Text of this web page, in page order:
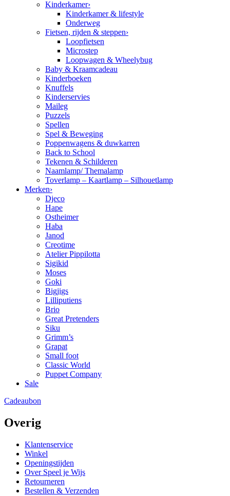
Kinderkamer›
Kinderkamer & lifestyle
Onderweg
Fietsen, rijden & steppen›
Loopfietsen
Microstep
Loopwagen & Wheelybug
Baby & Kraamcadeau
Kinderboeken
Knuffels
Kinderservies
Maileg
Puzzels
Spellen
Spel & Beweging
Poppenwagens & duwkarren
Back to School
Tekenen & Schilderen
Naamlamp/ Themalamp
Toverlamp – Kaartlamp – Silhouetlamp
Merken›
Djeco
Hape
Ostheimer
Haba
Janod
Creotime
Atelier Pippilotta
Sigikid
Moses
Goki
Bigjigs
Lilliputiens
Brio
Great Pretenders
Siku
Grimm’s
Grapat
Small foot
Classic World
Puppet Company
Sale
Cadeaubon
Overig
Klantenservice
Winkel
Openingstijden
Over Speel je Wijs
Retourneren
Bestellen & Verzenden